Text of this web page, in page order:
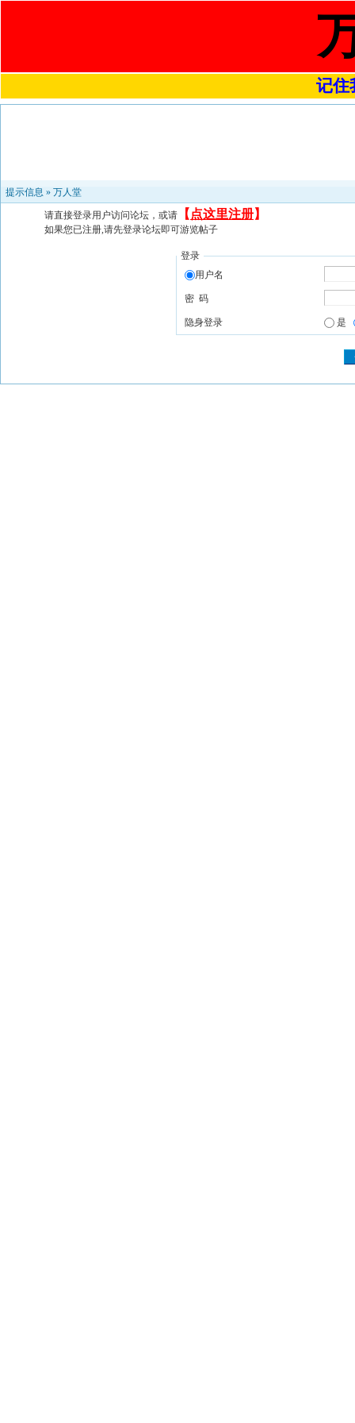
记住
提示信息 » 万人堂
请直接登录用户访问论坛，或请 【 点这里注册】
如果您已注册,请先登录论坛即可游览帖子
登录
用户名
密 码
隐身登录 是